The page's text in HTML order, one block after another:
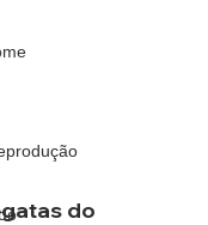
do